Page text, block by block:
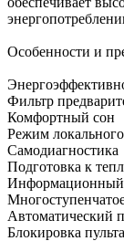
Особенности и
Фильтр
Комфортный сон
Режим
Самодиагностика
Подготовка к
Автоматический
Блокировка